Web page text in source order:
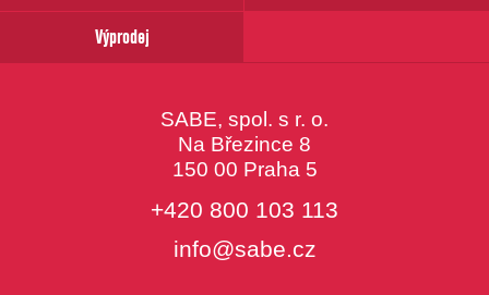
Výprodej
SABE, spol. s r. o.
Na Březince 8
150 00 Praha 5
+420 800 103 113
info@sabe.cz